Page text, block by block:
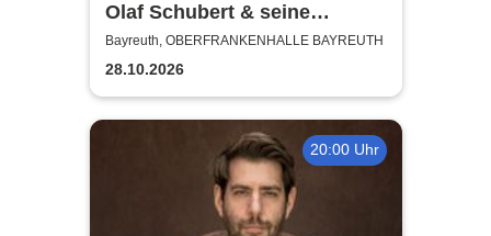
Olaf Schubert & seine
Freunde - Jetzt oder now!
Bayreuth, OBERFRANKENHALLE BAYREUTH
28.10.2026
20:00 Uhr